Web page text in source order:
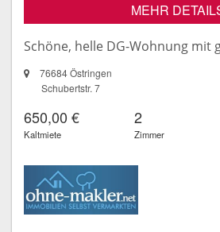
MEHR
Schöne, helle DG-Wohnung mit
76684 Östringen
Schubertstr. 7
650,00 €
Kaltmiete
2
Zimmer